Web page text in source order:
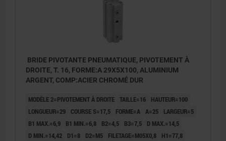
BRIDE PIVOTANTE PNEUMATIQUE, PIVOTEMENT À
DROITE, T. 16, FORME:A 29X5X100, ALUMINIUM
ARGENT, COMP:ACIER CHROMÉ DUR
MODÈLE 2=PIVOTEMENT À DROITE TAILLE=16
HAUTEUR=100
LONGUEUR=29
COURSE S=17,5 FORME=A A=25
LARGEUR=5
B1 MAX.=6,9
B1 MIN.=6,8 B2=4,5 B3=7,5
D MAX.=14,5
D MIN.=14,42
D1=8 D2=M5 FILETAGE=M05X0,8
H1=77,8